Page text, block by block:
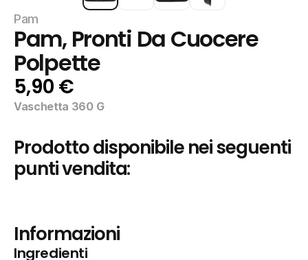
Pam
Pam, Pronti Da Cuocere
Polpette
5,90 €
Vaschetta 360 G
Prodotto disponibile nei seguenti
punti vendita:
Informazioni
Ingredienti